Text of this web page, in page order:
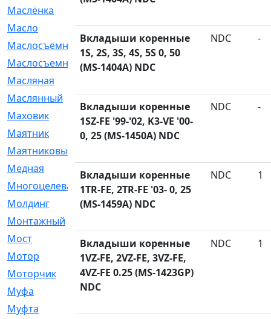
Маслёнка
Масло
[66]
Маслосъёмные
[480]
Маслосъемные
[26]
Масляная
Маслянный
[54]
Маховик
[6]
Маятник
[5]
Маятниковый
Медная
Многоцелевая
[1]
Молдинг
[14]
Монтажный
Мост
[10]
Мотор
[212]
Моторчик
[6]
Муфа
Муфта
Вкладыши коренные
1S, 2S, 3S, 4S, 5S 0, 50
(MS-1404A) NDC
NDC -
Вкладыши коренные
1SZ-FE '99-'02, K3-VE '00-
0, 25 (MS-1450A) NDC
NDC -
Вкладыши коренные
1TR-FE, 2TR-FE '03- 0, 25
(MS-1459A) NDC
NDC 1
Вкладыши коренные
1VZ-FE, 2VZ-FE, 3VZ-FE,
4VZ-FE 0.25 (MS-1423GP)
NDC
NDC 1